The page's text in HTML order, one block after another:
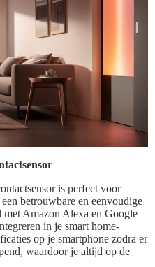
is perfect voor
betrouwbare en eenvoudige
Amazon Alexa en Google
in je smart home-
op je smartphone zodra er
waardoor je altijd op de